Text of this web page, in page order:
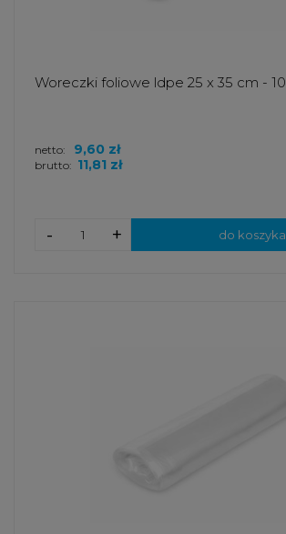
Woreczki foliowe ldpe 25 x 35 cm -
brutto: 11,81 zł
netto: 9,60 zł
+
- do koszyka